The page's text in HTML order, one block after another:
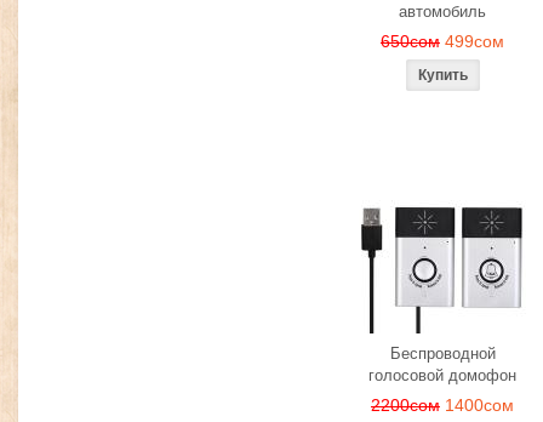
автомобиль
650сом 499сом
Беспроводной
голосовой домофон
2200сом 1400сом